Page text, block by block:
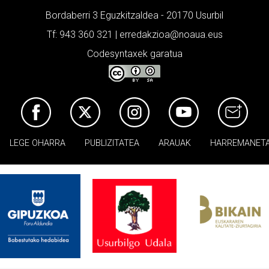
Bordaberri 3 Eguzkitzaldea - 20170 Usurbil
Tf: 943 360 321 | erredakzioa@noaua.eus
Codesyntaxek garatua
LEGE OHARRA PUBLIZITATEA ARAUAK